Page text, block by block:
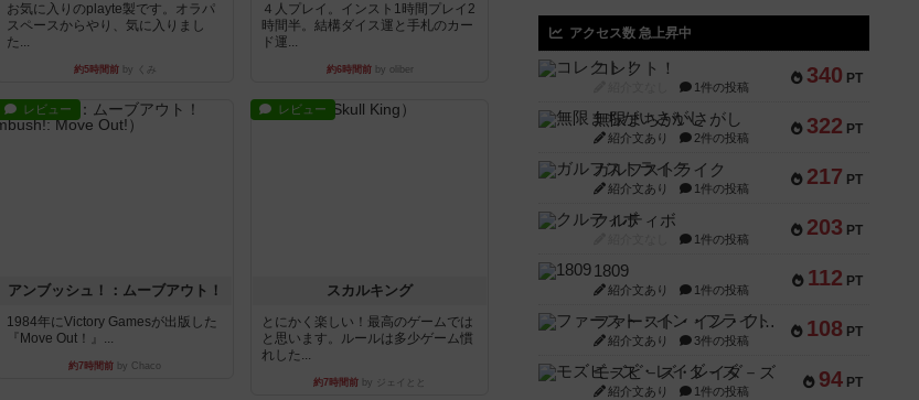
お気に入りのplayte製です。オラパ
スペースからやり、気に入りまし
た...
約5時間前by くみ
４人プレイ。インスト1時間プレイ2
時間半。結構ダイス運と手札のカー
ド運...
約6時間前by oliber
レビュー
アンブッシュ！：ムーブアウト！
1984年にVictory Gamesが出版した
『Move Out！』...
約7時間前 by Chaco
レビュー
スカルキング
とにかく楽しい！最高のゲームでは
と思います。ルールは多少ゲーム慣
れした...
約7時間前 by ジェイとと
アクセス数 急上昇中
340 PT
コレクト！
1件の投稿
322 PT
無限まちがいさがし
紹介文あり 2件の投稿
217 PT
ガルフストライク
紹介文あり 1件の投稿
203 PT
クルティボ
1件の投稿
112 PT
1809
紹介文あり 1件の投稿
108 PT
ファースト・イン・フライト
紹介文あり 3件の投稿
94 PT
モズビ－ズ・レイダ－ズ
紹介文あり 1件の投稿